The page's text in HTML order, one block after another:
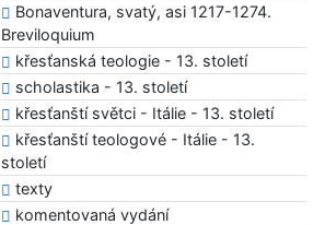
Bonaventura, svatý, asi 1217-1274.
Breviloquium
křesťanská teologie - 13. století
scholastika - 13. století
křesťanští světci - Itálie - 13. století
křesťanští teologové - Itálie - 13.
století
texty
komentovaná vydání